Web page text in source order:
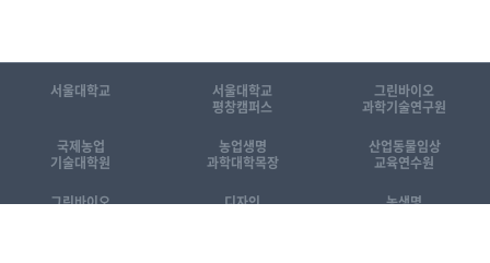
서울대학교
서울대학교
평창캠퍼스
그린바이오
과학기술연구원
국제농업
기술대학원
농업생명
과학대학목장
산업동물임상
교육연수원
그린바이오
디자인
농생명